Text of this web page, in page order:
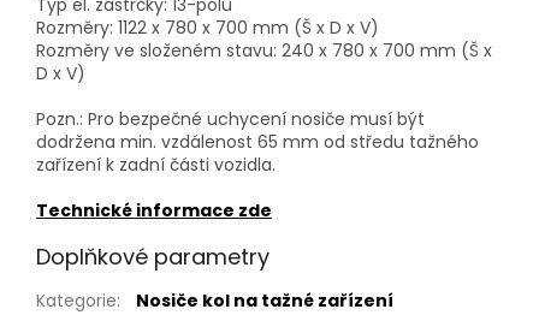
Rozměry: 1122 x 780 x 700 mm (Š x D x V)
Rozměry ve složeném stavu: 240 x 780 x 700 mm (Š x
D x V)
Pozn.: Pro bezpečné uchycení nosiče musí být
dodržena min. vzdálenost 65 mm od středu tažného
zařízení k zadní části vozidla.
Technické informace zde
Doplňkové parametry
Kategorie:
Nosiče kol na tažné zařízení